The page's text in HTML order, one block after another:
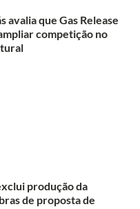
avalia que Gas Release
competição no
produção da
de proposta de